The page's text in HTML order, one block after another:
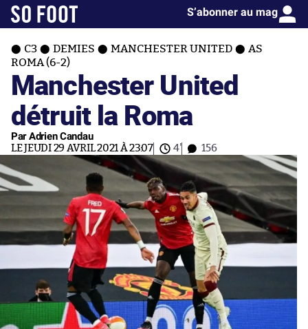
S’abonner au mag
C3 DEMIES MANCHESTER UNITED
AS
ROMA (6-2)
Manchester United
détruit la Roma
Par Adrien Candau
LE JEUDI 29 AVRIL 2021 À 23:07 4' 156